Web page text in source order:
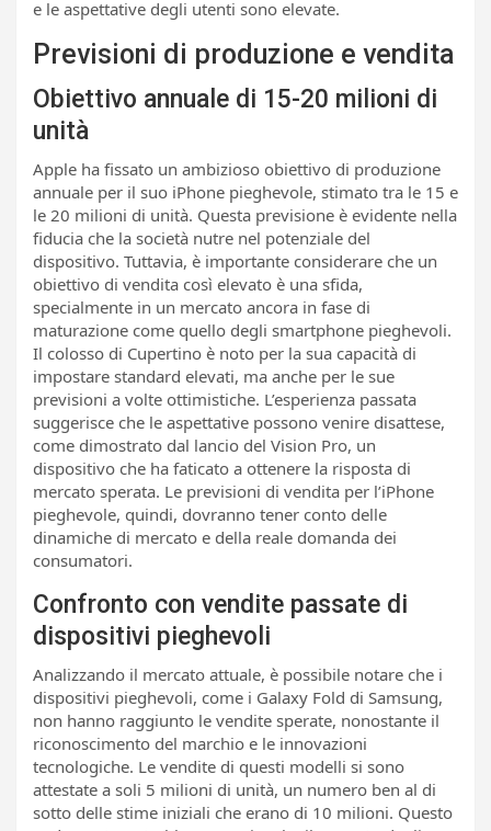
e le aspettative degli utenti sono elevate.
Previsioni di produzione e vendita
Obiettivo annuale di 15-20 milioni di
unità
Apple ha fissato un ambizioso obiettivo di produzione
annuale per il suo iPhone pieghevole, stimato tra le 15 e
le 20 milioni di unità. Questa previsione è evidente nella
fiducia che la società nutre nel potenziale del
dispositivo. Tuttavia, è importante considerare che un
obiettivo di vendita così elevato è una sfida,
specialmente in un mercato ancora in fase di
maturazione come quello degli smartphone pieghevoli.
Il colosso di Cupertino è noto per la sua capacità di
impostare standard elevati, ma anche per le sue
previsioni a volte ottimistiche. L’esperienza passata
suggerisce che le aspettative possono venire disattese,
come dimostrato dal lancio del Vision Pro, un
dispositivo che ha faticato a ottenere la risposta di
mercato sperata. Le previsioni di vendita per l’iPhone
pieghevole, quindi, dovranno tener conto delle
dinamiche di mercato e della reale domanda dei
consumatori.
Confronto con vendite passate di
dispositivi pieghevoli
Analizzando il mercato attuale, è possibile notare che i
dispositivi pieghevoli, come i Galaxy Fold di Samsung,
non hanno raggiunto le vendite sperate, nonostante il
riconoscimento del marchio e le innovazioni
tecnologiche. Le vendite di questi modelli si sono
attestate a soli 5 milioni di unità, un numero ben al di
sotto delle stime iniziali che erano di 10 milioni. Questo